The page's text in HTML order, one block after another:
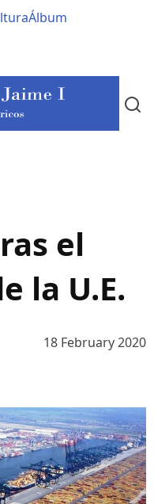
Álbum
el
la U.E.
18 February 2020